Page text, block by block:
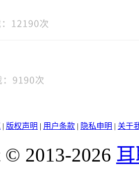
| 版权声明 | 用户条款 | 隐私申明 | 关于
© 2013-2026